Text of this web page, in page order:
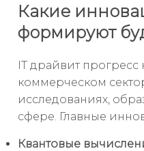
Какие
формируют
IT драйвит прогресс
коммерческом
исследованиях,
сфере. Главные
Квантовые